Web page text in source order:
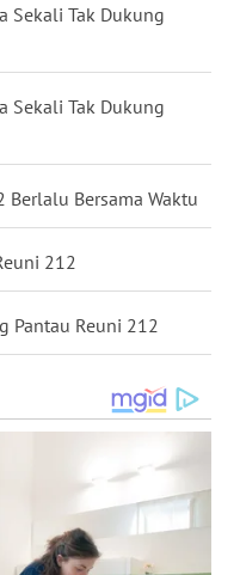
Sekali Tak Dukung
Sekali Tak Dukung
Bersama Waktu
212
Pantau Reuni 212